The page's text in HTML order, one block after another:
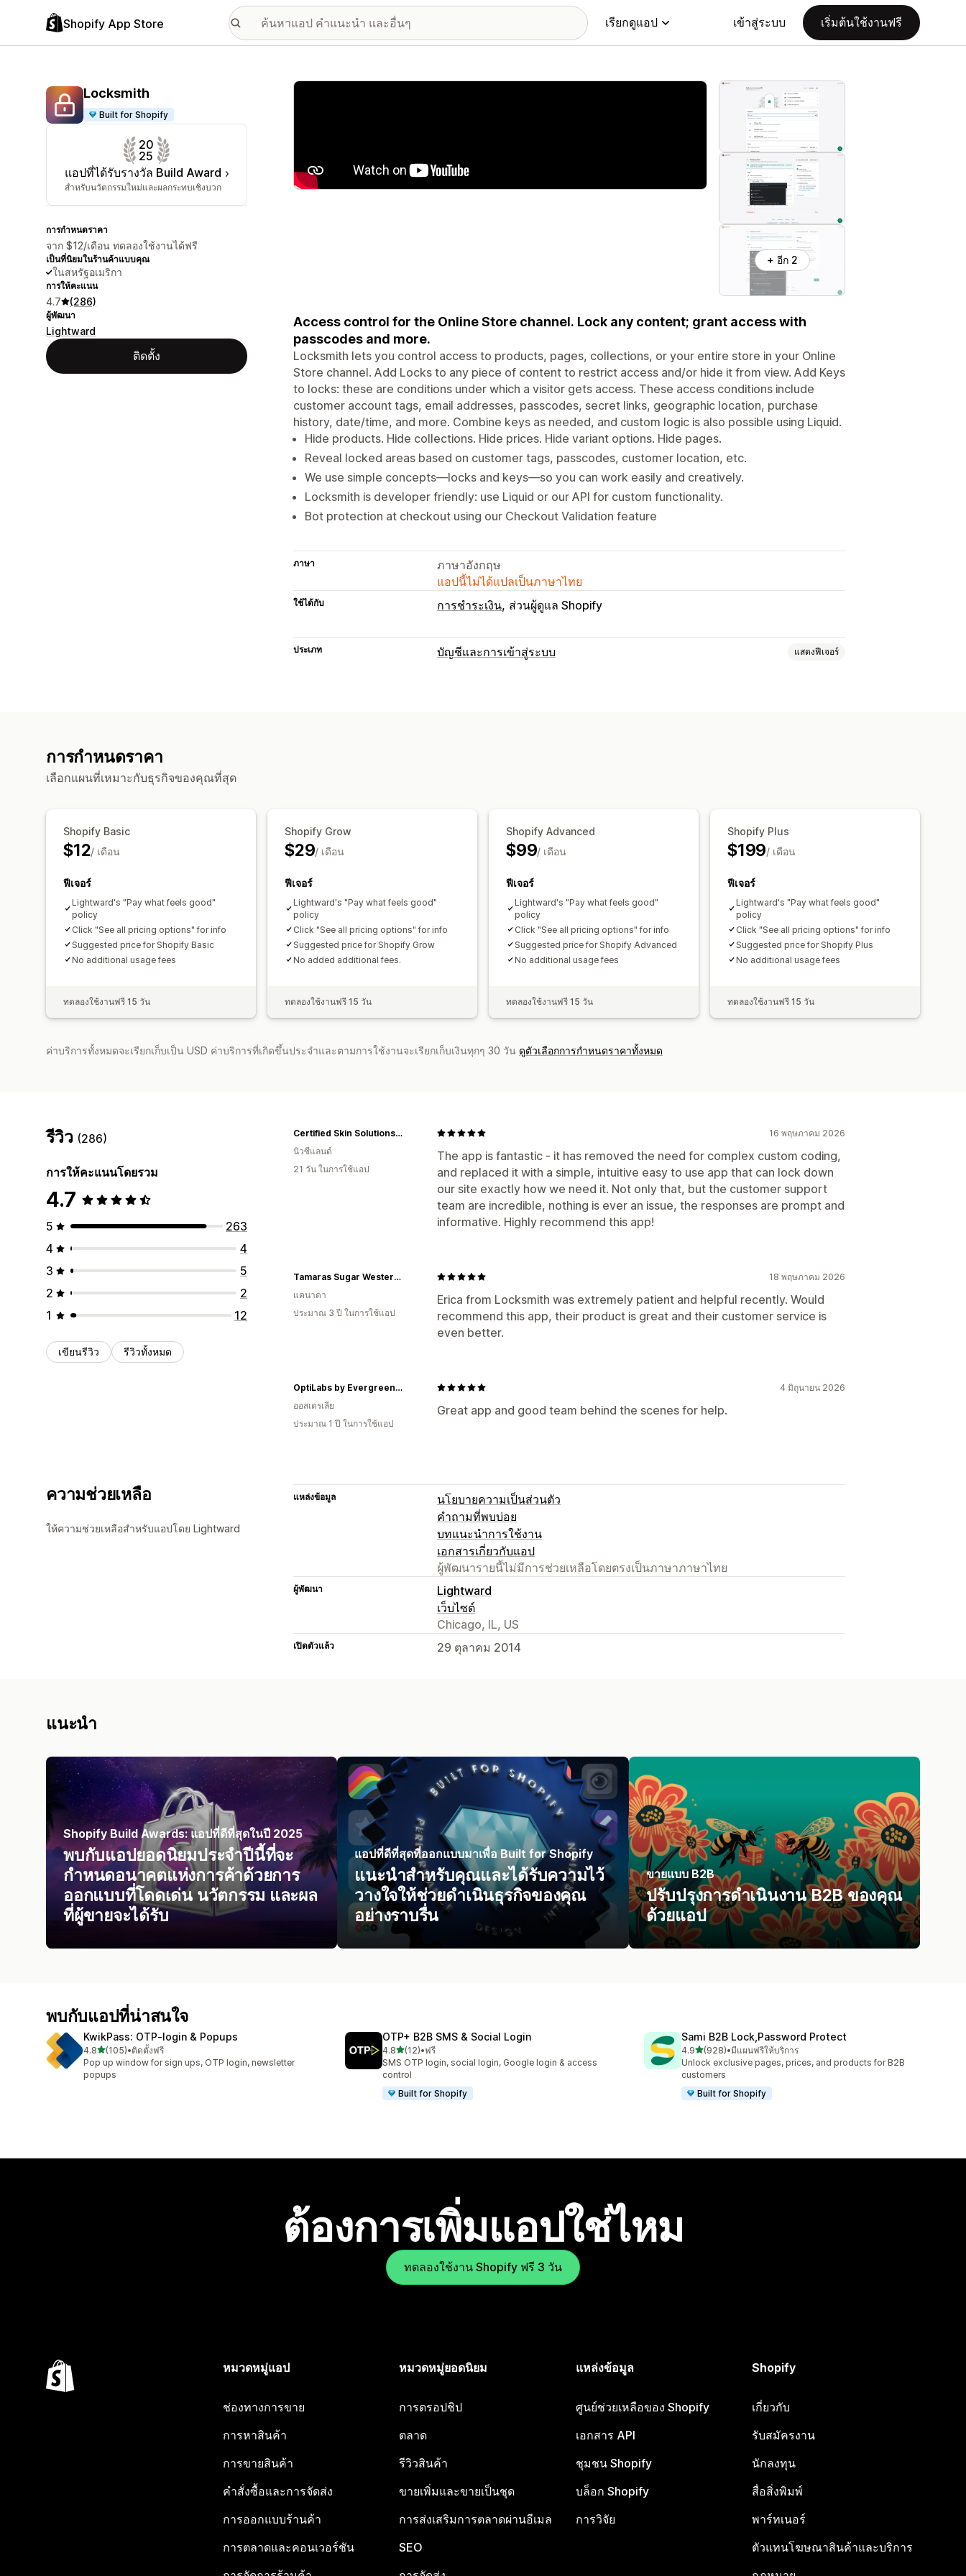
Shopify App Store เรียกดูแอป เข้าสู่ระบบ เริ่มต้นใช้งานฟรี
Locksmith
Built for Shopify
20
25
แอปที่ได้รับรางวัล Build Award
สำหรับนวัตกรรมใหม่และผลกระทบเชิงบวก
การกำหนดราคา
จาก $12/เดือน ทดลองใช้งานได้ฟรี
เป็นที่นิยมในร้านค้าแบบคุณ
ในสหรัฐอเมริกา
การให้คะแนน
4.7 (286)
ผู้พัฒนา
Lightward
ติดตั้ง
แกลเลอรีรูปภาพที่แสดง
+ อีก 2
Access control for the Online Store channel. Lock any content; grant access with
passcodes and more.
Locksmith lets you control access to products, pages, collections, or your entire store in your Online
Store channel. Add Locks to any piece of content to restrict access and/or hide it from view. Add Keys
to locks: these are conditions under which a visitor gets access. These access conditions include
customer account tags, email addresses, passcodes, secret links, geographic location, purchase
history, date/time, and more. Combine keys as needed, and custom logic is also possible using Liquid.
Hide products. Hide collections. Hide prices. Hide variant options. Hide pages.
Reveal locked areas based on customer tags, passcodes, customer location, etc.
We use simple concepts—locks and keys—so you can work easily and creatively.
Locksmith is developer friendly: use Liquid or our API for custom functionality.
Bot protection at checkout using our Checkout Validation feature
ภาษา
ภาษาอังกฤษ
แอปนี้ไม่ได้แปลเป็นภาษาไทย
ใช้ได้กับ การชำระเงิน ส่วนผู้ดูแล Shopify
ประเภท บัญชีและการเข้าสู่ระบบ แสดงฟีเจอร์
กฎที่กำหนดเอง
การกำหนดราคา
เลือกแผนที่เหมาะกับธุรกิจของคุณที่สุด
Shopify Basic
$12/ เดือน
ฟีเจอร์
Lightward's "Pay what feels good"
policy
Click "See all pricing options" for info
Suggested price for Shopify Basic
No additional usage fees
ทดลองใช้งานฟรี 15 วัน
Shopify Grow
$29/ เดือน
ฟีเจอร์
Lightward's "Pay what feels good"
policy
Click "See all pricing options" for info
Suggested price for Shopify Grow
No added additional fees.
ทดลองใช้งานฟรี 15 วัน
Shopify Advanced
$99/ เดือน
ฟีเจอร์
Lightward's "Pay what feels good"
policy
Click "See all pricing options" for info
Suggested price for Shopify Advanced
No additional usage fees
ทดลองใช้งานฟรี 15 วัน
Shopify Plus
$199/ เดือน
ฟีเจอร์
Lightward's "Pay what feels good"
policy
Click "See all pricing options" for info
Suggested price for Shopify Plus
No additional usage fees
ทดลองใช้งานฟรี 15 วัน
ค่าบริการทั้งหมดจะเรียกเก็บเป็น USD ค่าบริการที่เกิดขึ้นประจำและตามการใช้งานจะเรียกเก็บเงินทุกๆ 30 วัน ดูตัวเลือกการกำหนดราคาทั้งหมด
รีวิว (286)
การให้คะแนนโดยรวม
4.7
5
263
4
4
3
5
2
2
1
12
เขียนรีวิว รีวิวทั้งหมด
16 พฤษภาคม 2026
The app is fantastic - it has removed the need for complex custom coding,
and replaced it with a simple, intuitive easy to use app that can lock down
our site exactly how we need it. Not only that, but the customer support
team are incredible, nothing is ever an issue, the responses are prompt and
informative. Highly recommend this app!
Certified Skin Solutions NZ
นิวซีแลนด์
21 วัน ในการใช้แอป
18 พฤษภาคม 2026
Erica from Locksmith was extremely patient and helpful recently. Would
recommend this app, their product is great and their customer service is
even better.
Tamaras Sugar Western CA
แคนาดา
ประมาณ 3 ปี ในการใช้แอป
4 มิถุนายน 2026
Great app and good team behind the scenes for help.
OptiLabs by Evergreen Doctors
ออสเตรเลีย
ประมาณ 1 ปี ในการใช้แอป
ความช่วยเหลือ
ให้ความช่วยเหลือสำหรับแอปโดย Lightward
แหล่งข้อมูล
นโยบายความเป็นส่วนตัว
คำถามที่พบบ่อย
บทแนะนำการใช้งาน
เอกสารเกี่ยวกับแอป
ผู้พัฒนารายนี้ไม่มีการช่วยเหลือโดยตรงเป็นภาษาภาษาไทย
ผู้พัฒนา
Lightward
เว็บไซต์
Chicago, IL, US
เปิดตัวแล้ว 29 ตุลาคม 2014
แนะนำ
Shopify Build Awards: แอปที่ดีที่สุดในปี 2025
พบกับแอปยอดนิยมประจำปีนี้ที่จะ
กำหนดอนาคตแห่งการค้าด้วยการ
ออกแบบที่โดดเด่น นวัตกรรม และผล
ที่ผู้ขายจะได้รับ
แอปที่ดีที่สุดที่ออกแบบมาเพื่อ Built for Shopify
แนะนำสำหรับคุณและได้รับความไว้
วางใจให้ช่วยดำเนินธุรกิจของคุณ
อย่างราบรื่น
ขายแบบ B2B
ปรับปรุงการดำเนินงาน B2B ของคุณ
ด้วยแอป
พบกับแอปที่น่าสนใจ
KwikPass: OTP‑login & Popups
4.8เต็ม 5 ดาว
(105)
ทั้งหมด 105 รีวิว
•ติดตั้งฟรี
Pop up window for sign ups, OTP login, newsletter
popups
OTP+ B2B SMS & Social Login
4.8เต็ม 5 ดาว
(12)
ทั้งหมด 12 รีวิว
•ฟรี
SMS OTP login, social login, Google login & access
control
Built for Shopify
Sami B2B Lock,Password Protect
4.9เต็ม 5 ดาว
(928)
ทั้งหมด 928 รีวิว
•มีแผนฟรีให้บริการ
Unlock exclusive pages, prices, and products for B2B
customers
Built for Shopify
ต้องการเพิ่มแอปใช่ไหม
ทดลองใช้งาน Shopify ฟรี 3 วัน
หมวดหมู่แอป
ช่องทางการขาย
การหาสินค้า
การขายสินค้า
คำสั่งซื้อและการจัดส่ง
การออกแบบร้านค้า
การตลาดและคอนเวอร์ชัน
หมวดหมู่ยอดนิยม
การดรอปชิป
ตลาด
รีวิวสินค้า
ขายเพิ่มและขายเป็นชุด
การส่งเสริมการตลาดผ่านอีเมล
SEO
แหล่งข้อมูล
ศูนย์ช่วยเหลือของ Shopify
เอกสาร API
ชุมชน Shopify
บล็อก Shopify
การวิจัย
Shopify
เกี่ยวกับ
รับสมัครงาน
นักลงทุน
สื่อสิ่งพิมพ์
พาร์ทเนอร์
ตัวแทนโฆษณาสินค้าและบริการ